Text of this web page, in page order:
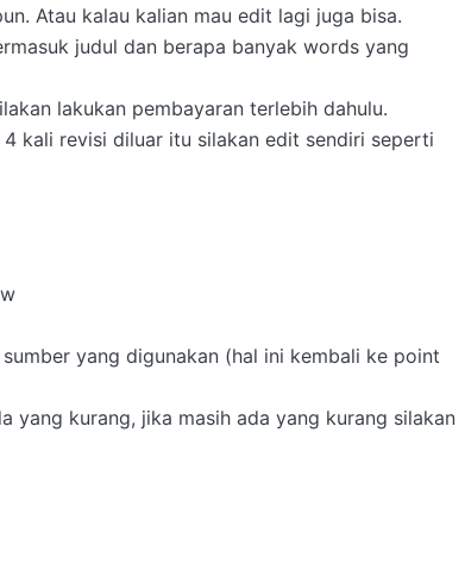
Atau kalau kalian mau edit lagi juga bisa.
judul dan berapa banyak words yang
lakukan pembayaran terlebih dahulu.
kali revisi diluar itu silakan edit sendiri seperti
yang digunakan (hal ini kembali ke point
yang kurang, jika masih ada yang kurang silakan